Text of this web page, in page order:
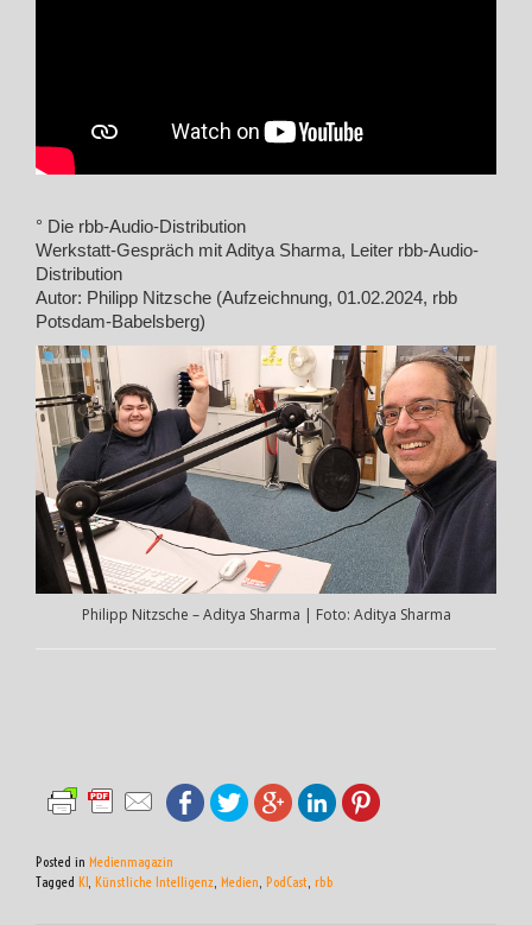
° Die rbb-Audio-Distribution
Werkstatt-Gespräch mit Aditya Sharma, Leiter rbb-Audio-
Distribution
Autor: Philipp Nitzsche (Aufzeichnung, 01.02.2024, rbb
Potsdam-Babelsberg)
Philipp Nitzsche – Aditya Sharma | Foto: Aditya Sharma
Posted in Medienmagazin
Tagged KI, Künstliche Intelligenz, Medien, PodCast, rbb